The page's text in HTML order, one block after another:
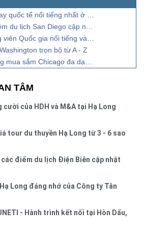
quốc tể nổi tiếng nhất ở Mỹ
San Diego cập nhật mới nhất
gia nổi tiếng và uy tín nhất tại Mỹ
trọn bộ từ A - Z
sắm Chicago đa dạng và thú vị
TÂM
của HDH và M&A tại Hạ Long
tour du thuyền Hạ Long từ 3 - 6 sao
các điểm du lịch Điện Biên cập nhật
Long đáng nhớ của Công ty Tân
- Hành trình kết nối tại Hòn Dấu,